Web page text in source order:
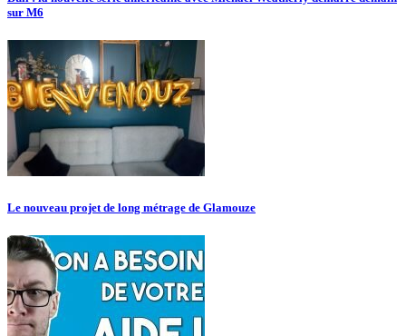
sur M6
Le nouveau projet de long métrage de Glamouze